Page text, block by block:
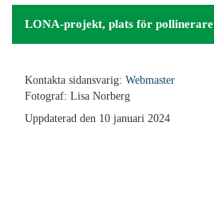
LONA-projekt, plats för pollinerare
Kontakta sidansvarig: Webmaster
Fotograf: Lisa Norberg
Uppdaterad den 10 januari 2024